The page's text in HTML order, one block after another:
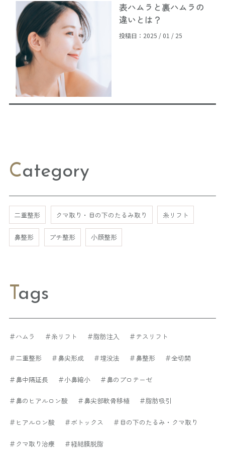
表ハムラと裏ハムラの
違いとは？
投稿日：2025 / 01 / 25
Category
二重整形 クマ取り・目の下のたるみ取り 糸リフト
鼻整形 プチ整形 小顔整形
Tags
＃ハムラ ＃糸リフト ＃脂肪注入 ＃テスリフト
＃二重整形 ＃鼻尖形成 ＃埋没法 ＃鼻整形 ＃全切開
＃鼻中隔延長 ＃小鼻縮小 ＃鼻のプロテーゼ
＃鼻のヒアルロン酸 ＃鼻尖部軟骨移植 ＃脂肪吸引
＃ヒアルロン酸 ＃ボトックス ＃目の下のたるみ・クマ取り
＃クマ取り治療 ＃経結膜脱脂